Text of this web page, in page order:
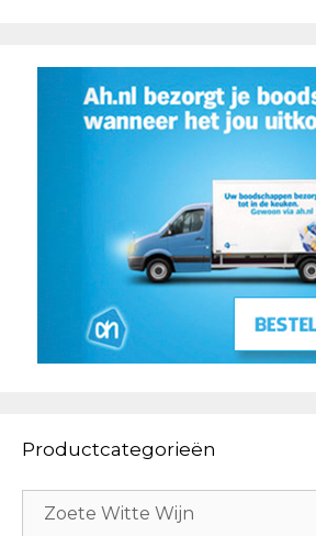
Productcategorieën